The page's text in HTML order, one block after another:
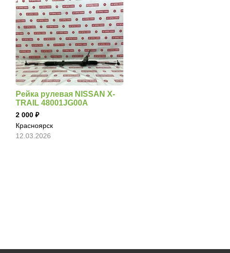
Рейка рулевая NISSAN X-
TRAIL 48001JG00A
2 000
Красноярск
12.03.2026